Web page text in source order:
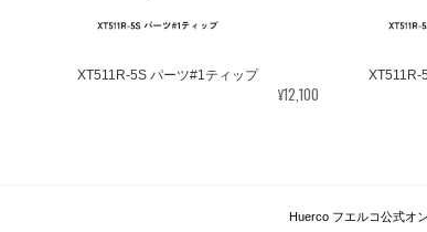
XT511R-5S パーツ#1ティップ
¥12,100
XT511R-
Huerco フエルコ公式オ